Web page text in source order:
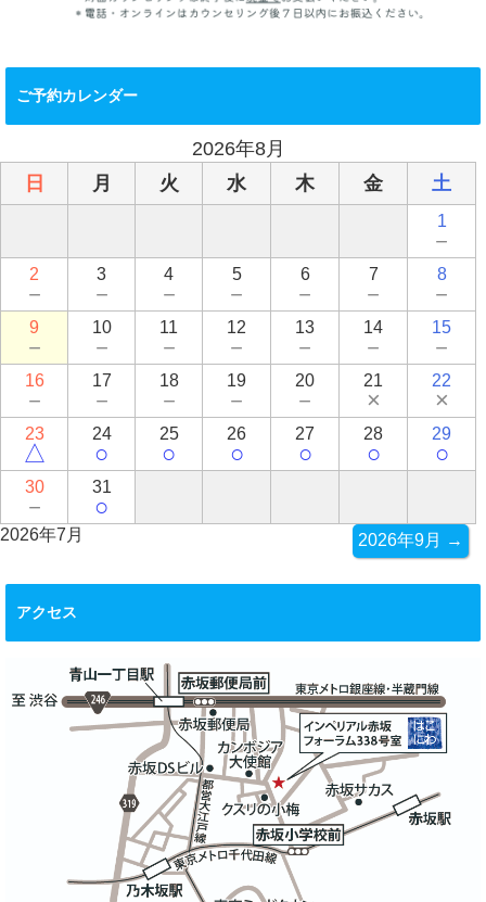
ご予約カレンダー
2026年8月
日
月 火 水 木 金 土
1
－
2
－
3
－
4
－
5
－
6
－
7
－
8
－
9
－
10
－
11
－
12
－
13
－
14
－
15
－
16
－
17
－
18
－
19
－
20
－
21
×
22
×
23
△
24
○
25
○
26
○
27
○
28
○
29
○
30
－
31
○
2026年7月 2026年9月 →
アクセス